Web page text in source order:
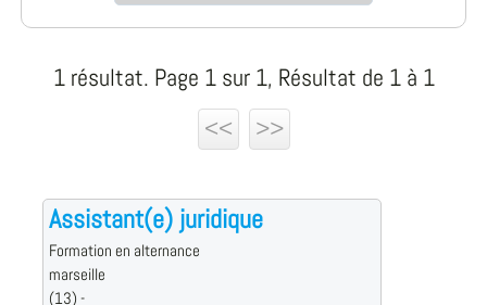
1 résultat. Page 1 sur 1, Résultat de 1 à 1
<<
>>
Assistant(e) juridique
Formation en alternance
marseille
(13) -